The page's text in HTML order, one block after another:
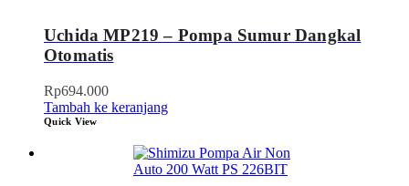
Uchida MP219 – Pompa Sumur Dangkal
Otomatis
Rp694.000
Tambah ke keranjang
Quick View